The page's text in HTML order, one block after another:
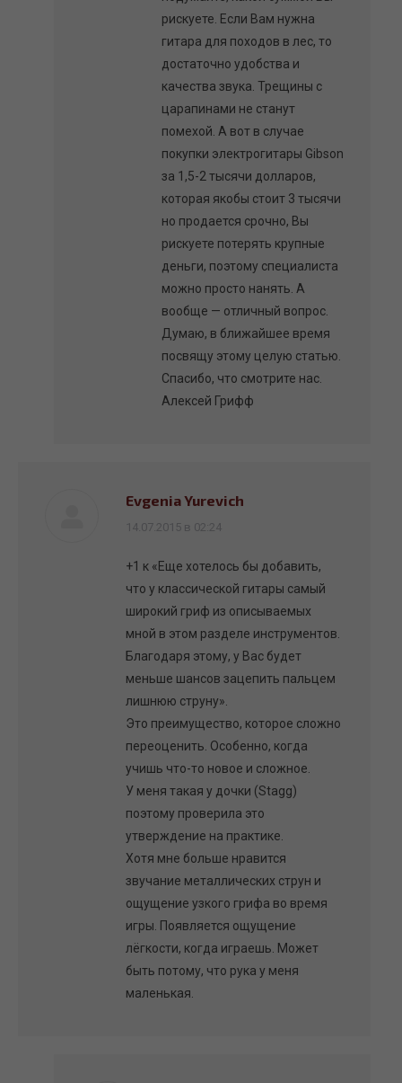
рискуете. Если Вам нужна
гитара для походов в лес, то
достаточно удобства и
качества звука. Трещины с
царапинами не станут
помехой. А вот в случае
покупки электрогитары Gibson
за 1,5-2 тысячи долларов,
которая якобы стоит 3 тысячи
но продается срочно, Вы
рискуете потерять крупные
деньги, поэтому специалиста
можно просто нанять. А
вообще — отличный вопрос.
Думаю, в ближайшее время
посвящу этому целую статью.
Спасибо, что смотрите нас.
Алексей Грифф
Evgenia Yurevich
говорит:
14.07.2015 в 02:24
+1 к «Еще хотелось бы добавить,
что у классической гитары самый
широкий гриф из описываемых
мной в этом разделе инструментов.
Благодаря этому, у Вас будет
меньше шансов зацепить пальцем
лишнюю струну».
Это преимущество, которое сложно
переоценить. Особенно, когда
учишь что-то новое и сложное.
У меня такая у дочки (Stagg)
поэтому проверила это
утверждение на практике.
Хотя мне больше нравится
звучание металлических струн и
ощущение узкого грифа во время
игры. Появляется ощущение
лёгкости, когда играешь. Может
быть потому, что рука у меня
маленькая.